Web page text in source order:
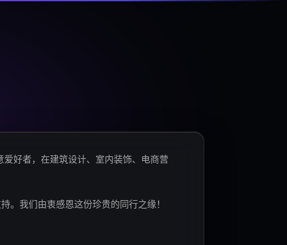
好者，在建筑设计、室内装饰、电商营
。我们由衷感恩这份珍贵的同行之缘！